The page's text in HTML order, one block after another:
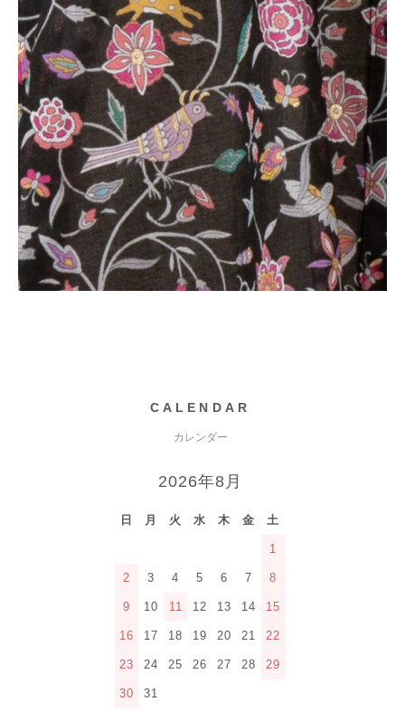
CALENDAR
カレンダー
2026年8月
日 月 火 水 木 金 土
1
2 3 4 5 6 7 8
9 10 11 12 13 14 15
16 17 18 19 20 21 22
23 24 25 26 27 28 29
30 31